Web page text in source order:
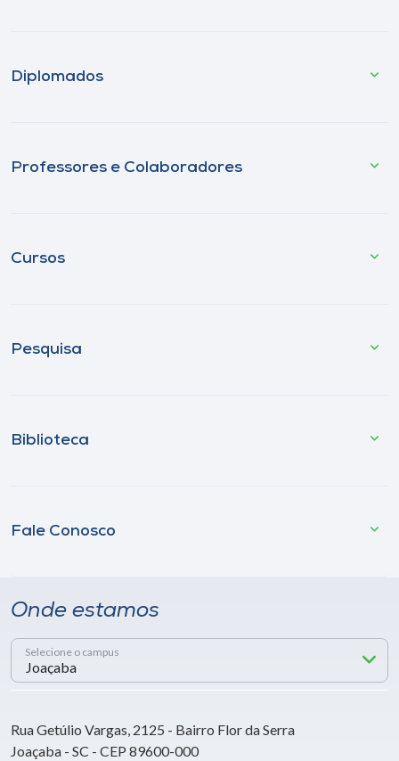
Diplomados
Professores e Colaboradores
Cursos
Pesquisa
Biblioteca
Fale Conosco
Onde estamos
Selecione o campus
Rua Getúlio Vargas, 2125 - Bairro Flor da Serra
Joaçaba - SC - CEP 89600-000